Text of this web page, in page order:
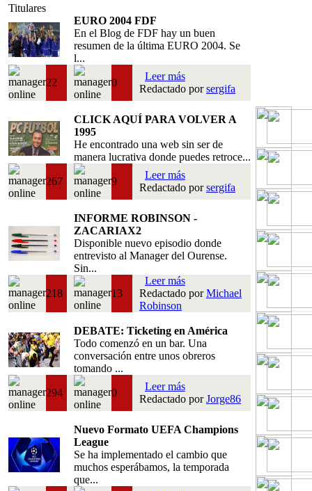
Titulares
EURO 2004 FDF
En el Blog de FDF hay un buen
resumen de la última EURO 2004. Se
l...
22 0
Leer más
Redactado porsergifa
CLICK AQUÍ PARA VOLVER A
1995
He encontrado una web sin ser de
manera lucrativa donde puedes retroce...
267 9
Leer más
Redactado porsergifa
INFORME ROBINSON -
ZACARIAX2
Disponible nuevo episodio donde
entrevisto al Manager del Ourense.
Sin...
218 13
Leer más
Redactado porMichael
Robinson
DEBATE: Ticketing en América
Todo comenzó en un bar. Una
conversación entre unos obreros
tomando ...
294 0
Leer más
Redactado porJorge86
Nuevo Formato UEFA Champions
League
Se ha implementado el cambio que
muchos esperábamos, la temporada
que...